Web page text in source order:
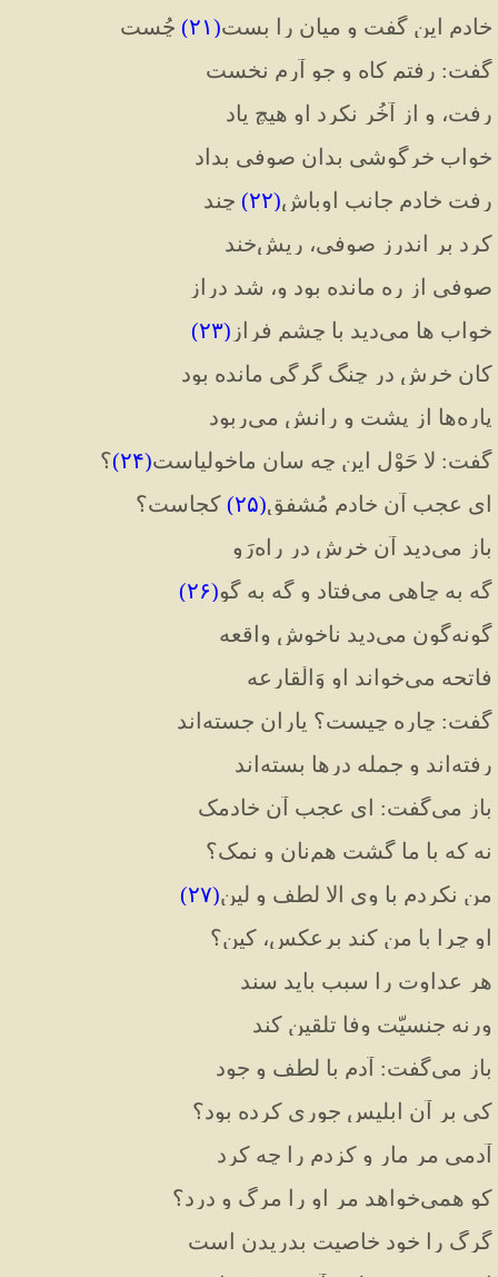
خادم این گفت و میان را بست(۲۱) چُست
گفت: رفتم کاه و جو آرم نخست
رفت، و از آخُر نکرد او هیچ یاد
خواب خرگوشی بدان صوفی بداد
رفت خادم جانب اوباشِ(۲۲) چند
کرد بر اندرز صوفی، ریشخند
صوفی از ره مانده بود و، شد دراز
خواب ها میدید با چشم فراز (۲۳)
کان خرش در چنگ گرگی مانده بود
پارهها از پشت و رانش میربود
گفت: لا حَوْل این چه سان ماخولیاست(۲۴)؟
ای عجب آن خادم مُشفق(۲۵) کجاست؟
باز میدید آن خرش در راهرَو
گه به چاهی میفتاد و گه به گَو(۲۶)
گونهگون میدید ناخوش واقعه
فاتحه میخواند او وَالْقارعه
گفت: چاره چیست؟ یاران جسته اند
رفته اند و جمله درها بسته اند
باز میگفت: ای عجب آن خادمک
نه که با ما گشت همنان و نمک؟
من نکردم با وی الا لطف و لین(۲۷)
او چرا با من کند برعکس، کین؟
هر عداوت را سبب باید سند
ورنه جنسیّت وفا تلقین کند
باز میگفت: آدم با لطف و جود
کی بر آن ابلیس جوری کرده بود؟
آدمی مر مار و کزدم را چه کرد
کو همیخواهد مر او را مرگ و درد؟
گرگ را خود خاصیت بدریدن است